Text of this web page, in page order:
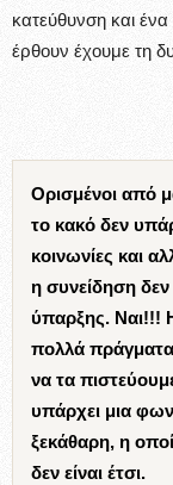
κατεύθυνση και
έρθουν έχουμε τη
Ορισμένοι από
το κακό δεν
κοινωνίες και
η συνείδηση
ύπαρξης. Ναι!!!
πολλά πράγματα
να τα
υπάρχει μια
ξεκάθαρη, η
δεν είναι έτσι.